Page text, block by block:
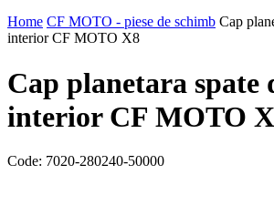
Home CF MOTO - piese de schimb Cap
interior CF MOTO X8
Cap planetara spate
interior CF MOTO
Code: 7020-280240-50000